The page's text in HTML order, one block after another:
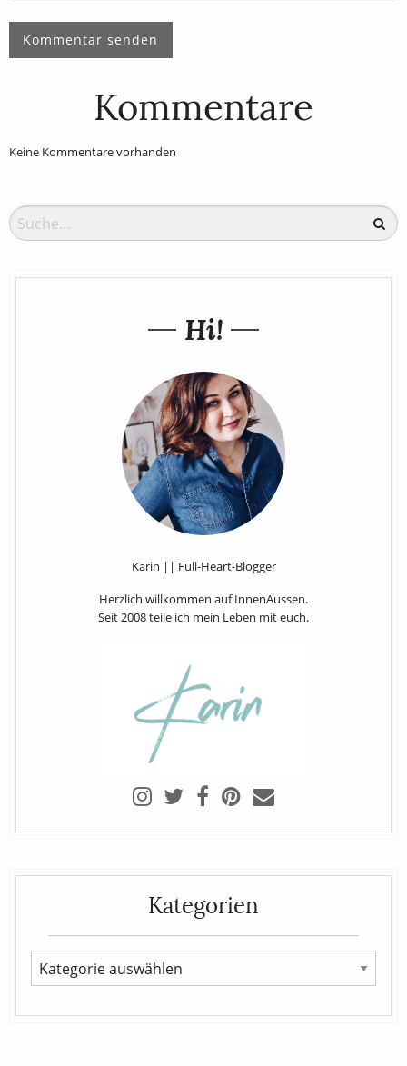
Kommentare
Keine Kommentare vorhanden
Hi!
Karin || Full-Heart-Blogger
Herzlich willkommen auf InnenAussen.
Seit 2008 teile ich mein Leben mit euch.
Kategorien